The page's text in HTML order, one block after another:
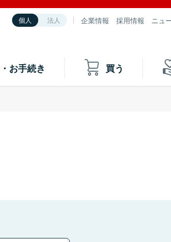
個人 法人 企業情報 採用情報 ニュ
お手続き 買う